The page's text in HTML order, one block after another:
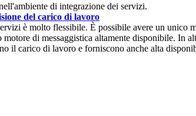
di integrazione dei servizi.
del carico di lavoro
è molto flessibile. È possibile avere un
di messaggistica altamente disponibile. In
il carico di lavoro e forniscono anche alta